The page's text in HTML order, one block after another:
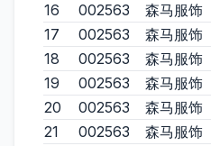
16
002563 森马服饰
17
002563 森马服饰
18
002563 森马服饰
19
002563 森马服饰
20
002563 森马服饰
21
002563 森马服饰